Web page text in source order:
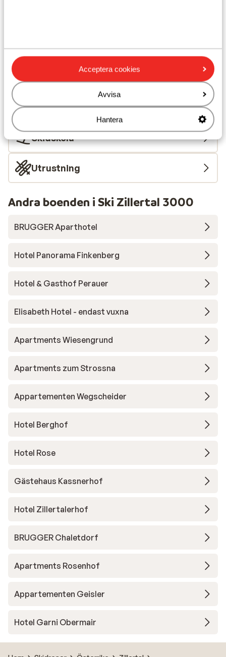
Acceptera cookies
Avvisa
Hantera
Lugnt läge
Liftkort/Utrustning/Skidskola
Liftkort
Skidskola
Utrustning
Andra boenden i Ski Zillertal 3000
BRUGGER Aparthotel
Hotel Panorama Finkenberg
Hotel & Gasthof Perauer
Elisabeth Hotel - endast vuxna
Apartments Wiesengrund
Apartments zum Strossna
Appartementen Wegscheider
Hotel Berghof
Hotel Rose
Gästehaus Kassnerhof
Hotel Zillertalerhof
BRUGGER Chaletdorf
Apartments Rosenhof
Appartementen Geisler
Hotel Garni Obermair